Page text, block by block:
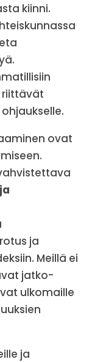
kiinni.
riittävät
ovat
ja
Meillä ei
jatko-
ulkomaille
ja